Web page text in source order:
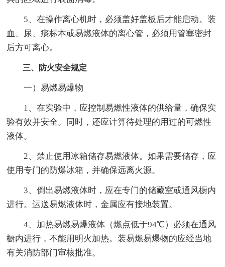
5、在操作离心机时，必须盖好盖板后才能启动。装
血、尿、痰标本或易燃液体的离心管，必须用管塞密封
后方可离心。
三、防火安全规定
一）易燃易爆物
1、在实验中，应控制易燃性液体的供给量，确保实
验有效并安全。同时，还应计算待处理的用过的可燃性
液体。
2、禁止使用冰箱储存易燃液体。如果需要储存，应
使用专门的防爆冰箱，并确保远离火源。
3、倒出易燃液体时，应在专门的储藏室或通风橱内
进行。运送易燃液体时，金属应有接地装置。
4、加热易燃易爆液体（燃点低于94℃）必须在通风
橱内进行，不能用明火加热。装易燃易爆物的应经当地
有关消防部门审核批准。